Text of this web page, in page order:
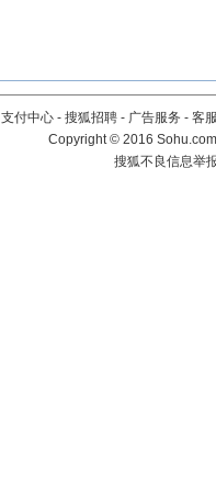
支付中心 - 搜狐招聘 - 广告服务 - 客
Copyright©2016
搜狐不良信息举